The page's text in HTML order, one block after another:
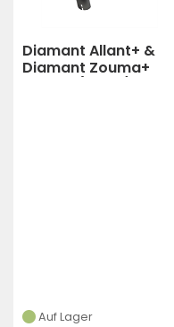
Diamant Allant+ &
Diamant Zouma+
Auf Lager